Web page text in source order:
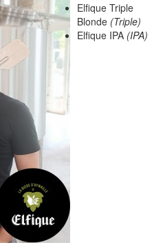
Elfique Triple
Blonde (Triple)
Elfique IPA (IPA)